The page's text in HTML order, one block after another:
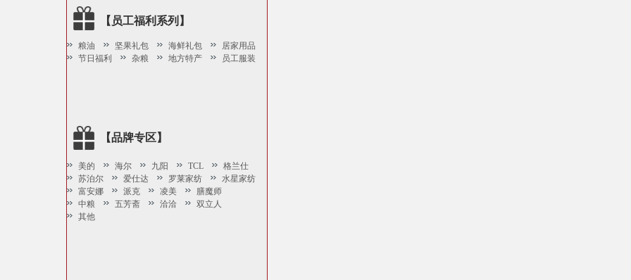
粮油 坚果礼包 海鲜礼包
居家用品
节日福利
杂粮 地方特产 员工服装
【品牌专区】
美的 海尔 九阳 TCL
格兰仕
苏泊尔
爱仕达 罗莱家纺
水星家纺
富安娜
派克 凌美
膳魔师
中粮
五芳斋 洽洽
双立人
其他
【员工福利系列】